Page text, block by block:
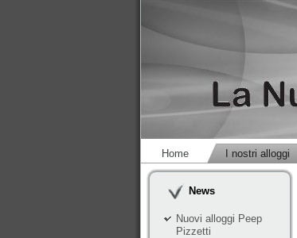
Home I nostri alloggi
News
Nuovi alloggi Peep
Pizzetti